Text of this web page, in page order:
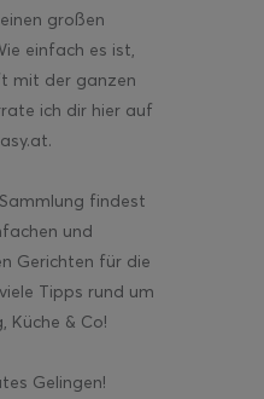
großen
einfach es ist,
mit der ganzen
ich dir hier auf
findest
und
Gerichten für die
Tipps rund um
Küche & Co!
Gelingen!